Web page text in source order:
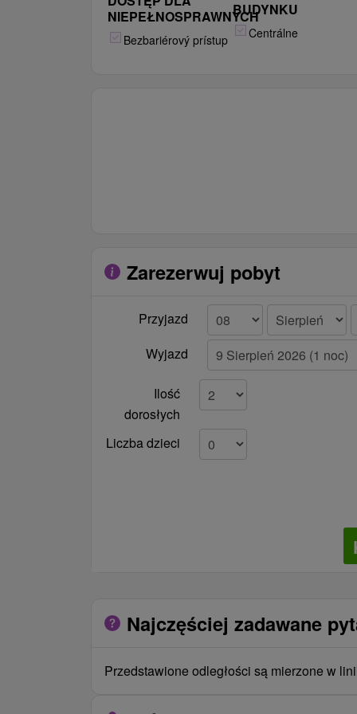
NIEPEŁNOSPRAWNYCH
Bezbariérový prístup
BUDYNKU
Centrálne
Zarezerwuj pobyt
Przyjazd
Wyjazd
Ilość
dorosłych
Liczba dzieci
Najczęściej zadawane
Przedstawione odległości są mierzone w